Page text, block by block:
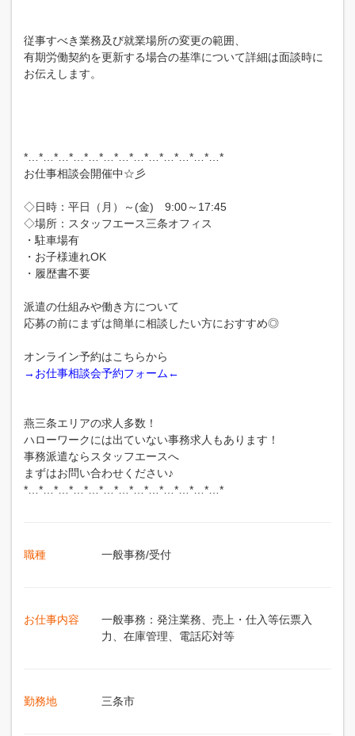
従事すべき業務及び就業場所の変更の範囲、
有期労働契約を更新する場合の基準について詳細は面談時に
お伝えします。
*…*…*…*…*…*…*…*…*…*…*…*…*…*
お仕事相談会開催中☆彡
◇日時：平日（月）～(金) 9:00～17:45
◇場所：スタッフエース三条オフィス
・駐車場有
・お子様連れOK
・履歴書不要
派遣の仕組みや働き方について
応募の前にまずは簡単に相談したい方におすすめ◎
オンライン予約はこちらから
→お仕事相談会予約フォーム←
燕三条エリアの求人多数！
ハローワークには出ていない事務求人もあります！
事務派遣ならスタッフエースへ
まずはお問い合わせください♪
*…*…*…*…*…*…*…*…*…*…*…*…*…*
職種 一般事務/受付
お仕事内容
一般事務：発注業務、売上・仕入等伝票入
力、在庫管理、電話応対等
勤務地 三条市